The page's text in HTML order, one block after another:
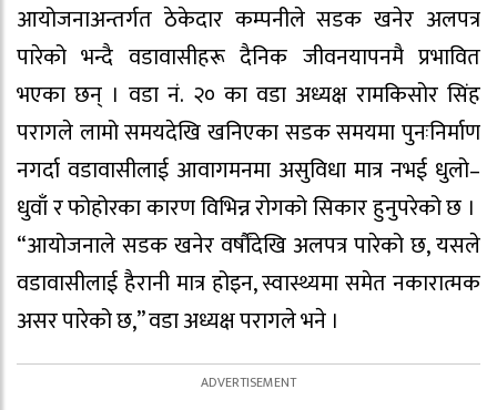
आयोजनाअन्तर्गत ठेकेदार कम्पनीले सडक खनेर अलपत्र
पारेको भन्दै वडावासीहरू दैनिक जीवनयापनमै प्रभावित
भएका छन् । वडा नं. २० का वडा अध्यक्ष रामकिसोर सिंह
परागले लामो समयदेखि खनिएका सडक समयमा पुनःनिर्माण
नगर्दा वडावासीलाई आवागमनमा असुविधा मात्र नभई धुलो–
धुवाँ र फोहोरका कारण विभिन्न रोगको सिकार हुनुपरेको छ ।
“आयोजनाले सडक खनेर वर्षौंदेखि अलपत्र पारेको छ, यसले
वडावासीलाई हैरानी मात्र होइन, स्वास्थ्यमा समेत नकारात्मक
असर पारेको छ,” वडा अध्यक्ष परागले भने ।